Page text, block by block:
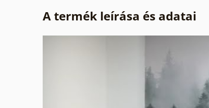
A termék leírása és adatai